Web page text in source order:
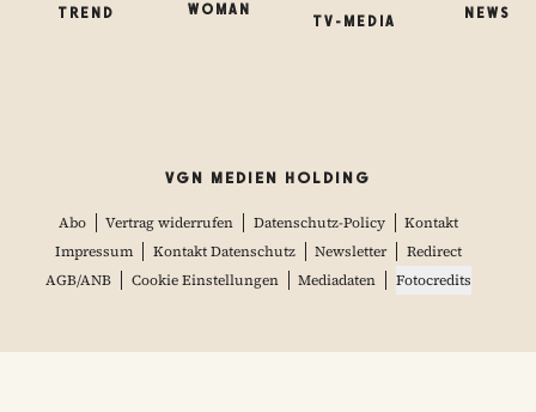
TREND WOMAN
TV-MEDIA
NEWS
VGN MEDIEN HOLDING
Abo Vertrag widerrufen Datenschutz-Policy
Kontakt
Impressum
Kontakt Datenschutz Newsletter
Redirect
AGB/ANB
Cookie Einstellungen Mediadaten Fotocredits